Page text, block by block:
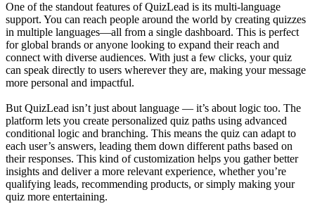
One of the standout features of QuizLead is its multi-language
support. You can reach people around the world by creating quizzes
in multiple languages—all from a single dashboard. This is perfect
for global brands or anyone looking to expand their reach and
connect with diverse audiences. With just a few clicks, your quiz
can speak directly to users wherever they are, making your message
more personal and impactful.
But QuizLead isn’t just about language — it’s about logic too. The
platform lets you create personalized quiz paths using advanced
conditional logic and branching. This means the quiz can adapt to
each user’s answers, leading them down different paths based on
their responses. This kind of customization helps you gather better
insights and deliver a more relevant experience, whether you’re
qualifying leads, recommending products, or simply making your
quiz more entertaining.